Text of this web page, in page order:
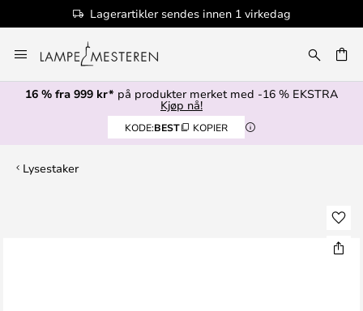
Lagerartikler sendes innen 1 virkedag
til
innhold
16 % fra 999 kr* på produkter merket med -16 % EKSTRA
Kjøp nå!
KODE:BEST KOPIER
Lysestaker